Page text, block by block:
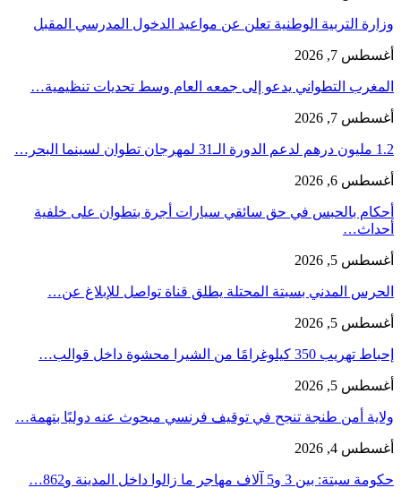
وزارة التربية الوطنية تعلن عن مواعيد الدخول المدرسي المقبل
أغسطس 7, 2026
المغرب التطواني يدعو إلى جمعه العام وسط تحديات تنظيمية…
أغسطس 7, 2026
1.2 مليون درهم لدعم الدورة الـ31 لمهرجان تطوان لسينما البحر…
أغسطس 6, 2026
أحكام بالحبس في حق سائقي سيارات أجرة بتطوان على خلفية
أحداث…
أغسطس 5, 2026
الحرس المدني بسبتة المحتلة يطلق قناة تواصل للإبلاغ عن…
أغسطس 5, 2026
إحباط تهريب 350 كيلوغرامًا من الشيرا محشوة داخل قوالب…
أغسطس 5, 2026
ولاية أمن طنجة تنجح في توقيف فرنسي مبحوث عنه دوليًا بتهمة…
أغسطس 4, 2026
حكومة سبتة: بين 3 و5 آلاف مهاجر ما زالوا داخل المدينة و862…